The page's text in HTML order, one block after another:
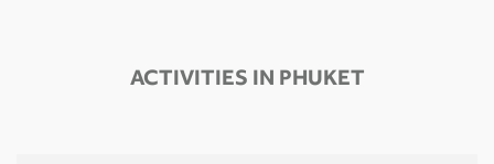
ACTIVITIES IN PHUKET